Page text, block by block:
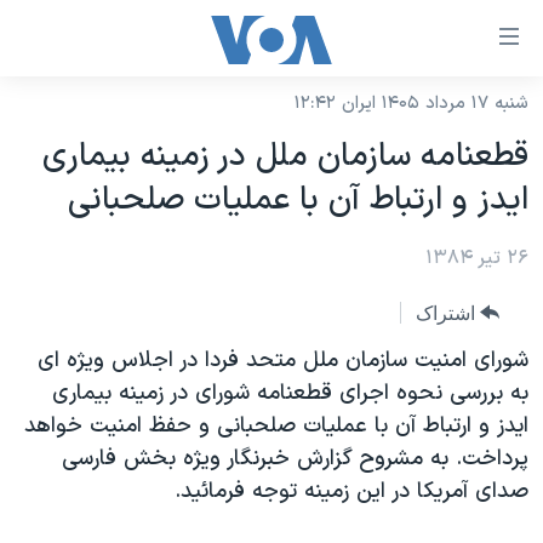
لینکهای
دسترسی
جهش
به
محتوای
اصلی
جهش
صفحه
اصلی
جهش
به
جستجو
نسخه سبک وب‌سایت
موضوع ها
ایران
آمریکا
جهان
ورزشی
گزیده‌ها
ویژه برنامه‌ها
برنامه های تلویزیونی
جدول برنامه ها
صفحه‌های ویژه
جام جهانی ۲۰۲۶
عملیات خشم حماسی
۲۵۰سالگی آمریکا
فرکانس‌های صدای آمریکا
پخش رادیویی
یادگیری زبان انگلیسی
شنبه ۱۷ مرداد ۱۴۰۵ ایران ۱۲:۴۲
قطعنامه سازمان ملل در زمينه بيماری
ايدز و ارتباط آن با عمليات صلحبانی
۲۶ تیر ۱۳۸۴
اشتراک
شورای امنيت سازمان ملل متحد فردا در اجلاس ويژه ای
به بررسی نحوه اجرای قطعنامه شورای در زمينه بيماری
ايدز و ارتباط آن با عمليات صلحبانی و حفظ امنيت خواهد
پرداخت. به مشروح گزارش خبرنگار ويژه بخش فارسی
صدای آمريکا در اين زمينه توجه فرمائيد.